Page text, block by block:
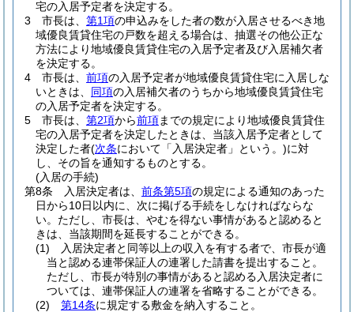
宅の入居予定者を決定する。
3
市長は、 第1項の申込みをした者の数が入居させるべき地
域優良賃貸住宅の戸数を超える場合は、抽選その他公正な
方法により地域優良賃貸住宅の入居予定者及び入居補欠者
を決定する。
4
市長は、 前項の入居予定者が地域優良賃貸住宅に入居しな
いときは、 同項の入居補欠者のうちから地域優良賃貸住宅
の入居予定者を決定する。
5
市長は、 第2項から前項までの規定により地域優良賃貸住
宅の入居予定者を決定したときは、当該入居予定者として
決定した者(次条において「入居決定者」という。)に対
し、その旨を通知するものとする。
(入居の手続)
第8条
入居決定者は、 前条第5項の規定による通知のあった
日から10日以内に、次に掲げる手続をしなければならな
い。 ただし、市長は、やむを得ない事情があると認めると
きは、当該期間を延長することができる。
(1)
入居決定者と同等以上の収入を有する者で、市長が適
当と認める連帯保証人の連署した請書を提出すること。
ただし、市長が特別の事情があると認める入居決定者に
ついては、連帯保証人の連署を省略することができる。
(2)
第14条に規定する敷金を納入すること。